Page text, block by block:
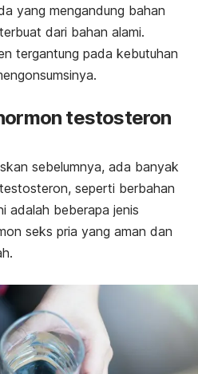
yang mengandung bahan
dari bahan alami.
tergantung pada kebutuhan
testosteron
sebelumnya, ada banyak
seperti berbahan
adalah beberapa jenis
seks pria yang aman dan